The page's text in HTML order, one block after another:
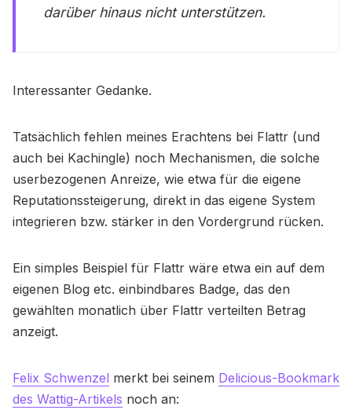
darüber hinaus nicht unterstützen.
Interessanter Gedanke.
Tatsächlich fehlen meines Erachtens bei Flattr (und
auch bei Kachingle) noch Mechanismen, die solche
userbezogenen Anreize, wie etwa für die eigene
Reputationssteigerung, direkt in das eigene System
integrieren bzw. stärker in den Vordergrund rücken.
Ein simples Beispiel für Flattr wäre etwa ein auf dem
eigenen Blog etc. einbindbares Badge, das den
gewählten monatlich über Flattr verteilten Betrag
anzeigt.
Felix Schwenzel merkt bei seinem Delicious-Bookmark
des Wattig-Artikels noch an: